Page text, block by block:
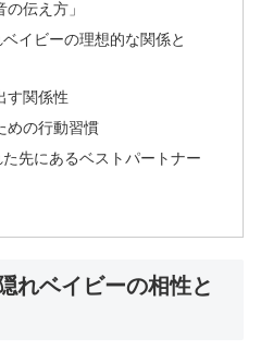
伝え方」
イビーの理想的な関係と
す関係性
めの行動習慣
先にあるベストパートナー
れベイビーの相性と